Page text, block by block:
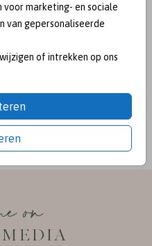
marketing- en sociale
van gepersonaliseerde
of intrekken op ons
on